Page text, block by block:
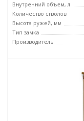
Внутренний объем, л
Количество стволов
Высота ружей, мм
Тип замка
Производитель